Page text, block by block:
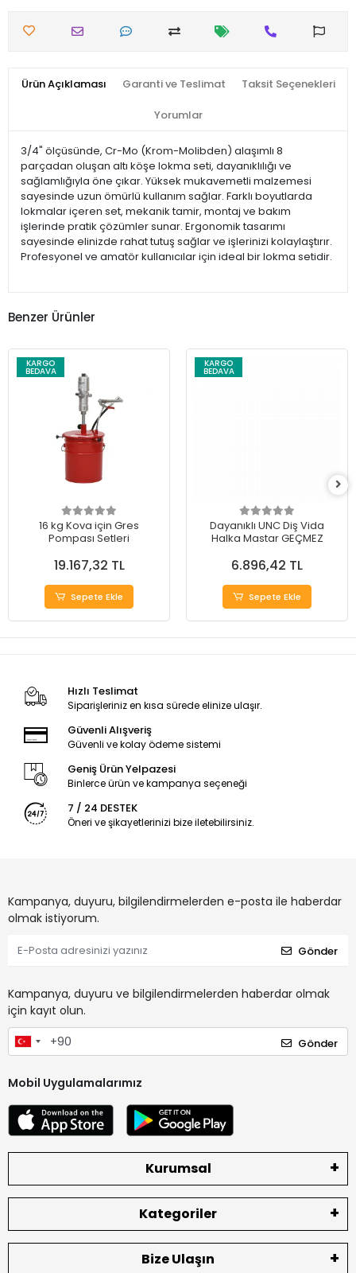
Ürün Açıklaması Garanti ve Teslimat Taksit Seçenekleri
Yorumlar
3/4" ölçüsünde, Cr-Mo (Krom-Molibden) alaşımlı 8
parçadan oluşan altı köşe lokma seti, dayanıklılığı ve
sağlamlığıyla öne çıkar. Yüksek mukavemetli malzemesi
sayesinde uzun ömürlü kullanım sağlar. Farklı boyutlarda
lokmalar içeren set, mekanik tamir, montaj ve bakım
işlerinde pratik çözümler sunar. Ergonomik tasarımı
sayesinde elinizde rahat tutuş sağlar ve işlerinizi kolaylaştırır.
Profesyonel ve amatör kullanıcılar için ideal bir lokma setidir.
Benzer Ürünler
KARGO
BEDAVA
16 kg Kova için Gres
Pompası Setleri
19.167,32 TL
Sepete Ekle
KARGO
BEDAVA
Dayanıklı UNC Diş Vida
Halka Mastar GEÇMEZ
6.896,42 TL
Sepete Ekle
Hızlı Teslimat
Siparişleriniz en kısa sürede elinize ulaşır.
Güvenli Alışveriş
Güvenli ve kolay ödeme sistemi
Geniş Ürün Yelpazesi
Binlerce ürün ve kampanya seçeneği
7 / 24 DESTEK
Öneri ve şikayetlerinizi bize iletebilirsiniz.
Kampanya, duyuru, bilgilendirmelerden e-posta ile haberdar
olmak istiyorum.
Gönder
Kampanya, duyuru ve bilgilendirmelerden haberdar olmak
için kayıt olun.
Gönder
Mobil Uygulamalarımız
Kurumsal
Kategoriler
Bize Ulaşın